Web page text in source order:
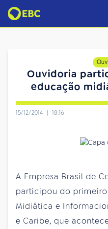
Ouvidoria
educação
15/12/2014 | 18:16
A Empresa Brasil de
participou do
Midiática e
e Caribe, que